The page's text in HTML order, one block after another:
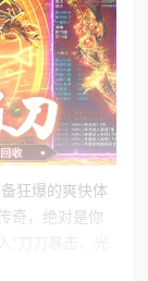
狂爆‌的爽快体
奇，绝对是你
“刀刀暴击、光